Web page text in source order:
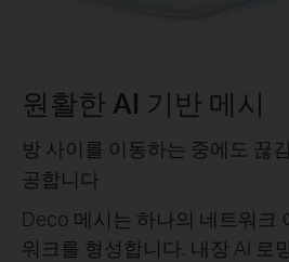
원활한 AI 기반 메시
방 사이를 이동하는 중에도 끊
공합니다
Deco 메시는 하나의 네트워크
워크를 형성합니다. 내장 AI 로